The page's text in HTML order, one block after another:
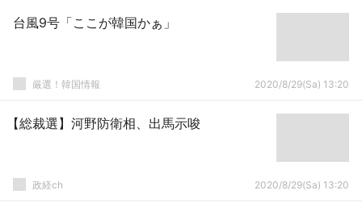
台風9号「ここが韓国かぁ」
厳選！韓国情報 2020/8/29(Sa) 13:20
【総裁選】河野防衛相、出馬示唆
政経ch 2020/8/29(Sa) 13:20